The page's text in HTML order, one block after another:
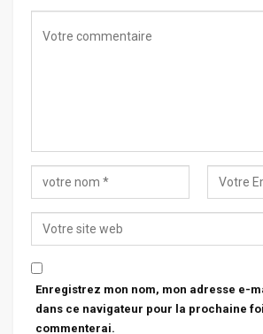
Enregistrez mon nom, mon adresse e-
dans ce navigateur pour la prochaine
commenterai.